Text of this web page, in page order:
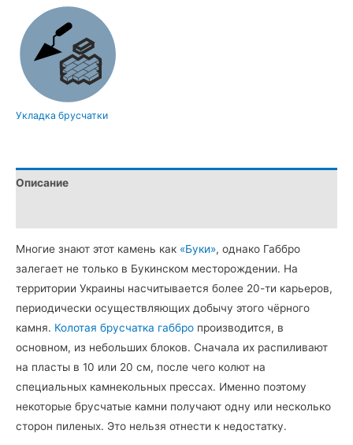
колотая
из
чёрного
камня
Габбро
Укладка брусчатки
Описание
Многие знают этот камень как «Буки», однако Габбро
залегает не только в Букинском месторождении. На
территории Украины насчитывается более 20-ти карьеров,
периодически осуществляющих добычу этого чёрного
камня. Колотая брусчатка габбро производится, в
основном, из небольших блоков. Сначала их распиливают
на пласты в 10 или 20 см, после чего колют на
специальных камнекольных прессах. Именно поэтому
некоторые брусчатые камни получают одну или несколько
сторон пиленых. Это нельзя отнести к недостатку.